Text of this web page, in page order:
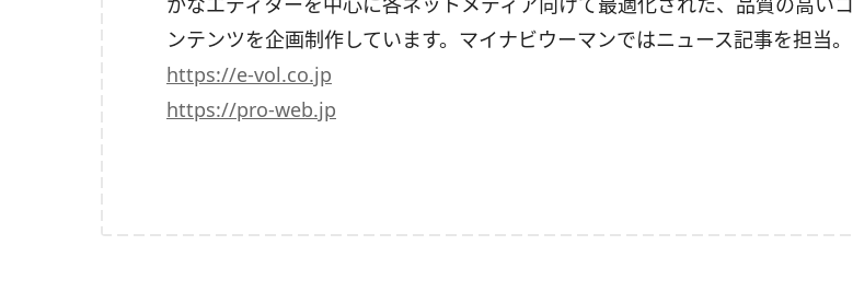
ンテンツを企画制作しています。マイナビウーマンではニュース記事を担当。
https://e-vol.co.jp
https://pro-web.jp